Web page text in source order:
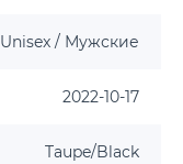
Unisex / Мужские
2022-10-17
Taupe/Black